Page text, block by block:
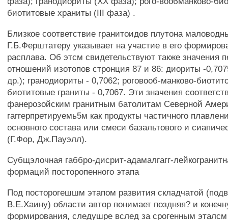
биотитовые храниты (III фаза) .
Близкое соответствие гранитоидов плутона
Г.Б.Ферштатеру указывает на участие в его
расплава. Об этсм свидетельствуют также значения
отношений изотопов стронция 87 и 86: диориты -
др.); гранодиориты - 0,7062; роговооб-манково-
биотитовые граниты - 0,7067. Эти значения
фанерозойским гранитным батолитам Северной
гаггерпретируемь5м как продукты частичного
основного состава или смеси базальтового и
(Г.Фор, Дж.Пауэлл).
Субщэлочная габбро-дисрит-адамалгагг-
формаций посторопенного этапа
Под посторогешшм этапом развития складчатой
В.Е.Хаину) области автор понимает поздняя? и
формирования, следушре вслед за срогенным